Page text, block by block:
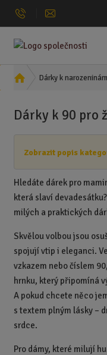
Ú
d
s
r
a
n
Dárky k narozeninám
Dárky k 90 pro
Zobrazit popis
Hledáte dárek pro
která slaví
milých a praktických
Skvělou volbou jsou
spojují vtip i eleganci.
vzkazem nebo číslem
hrnku, který připomíná
A pokud chcete něco
s textem plným lásky –
srdce.
Pro dámy, které milují